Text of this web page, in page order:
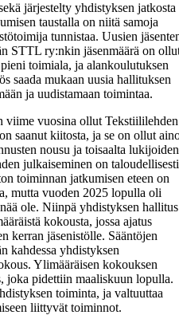
järjestelty yhdistyksen jatkosta
taustalla on niitä samoja
tunnistaa. Uusien
STTL ry:nkin jäsenmäärä on
toimiala, ja alankoulutuksen
saada mukaan uusia hallituksen
ja uudistamaan toimintaa.
vuosina ollut Tekstiililehden
saanut kiitosta, ja se on ollut
nousu ja toisaalta lukijoiden
julkaiseminen on taloudellisesti
toiminnan jatkumisen eteen on
mutta vuoden 2025 lopulla oli
ole. Niinpä yhdistyksen hallitus
kokousta, jossa ajatus
kerran jäsenistölle. Sääntöjen
kahdessa yhdistyksen
Ylimääräisen kokouksen
joka pidettiin maaliskuun lopulla.
toiminta, ja valtuuttaa
liittyvät toiminnot.